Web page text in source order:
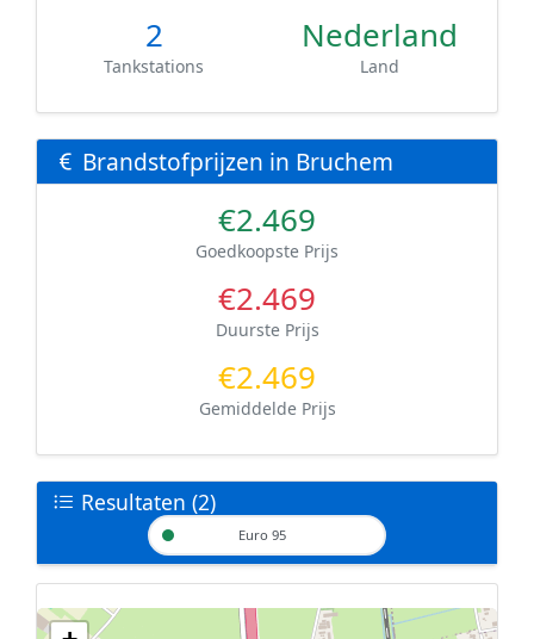
2
Tankstations
Nederland
Land
Brandstofprijzen in Bruchem
€2.469
Goedkoopste Prijs
€2.469
Duurste Prijs
€2.469
Gemiddelde Prijs
Resultaten (2)
Euro 95